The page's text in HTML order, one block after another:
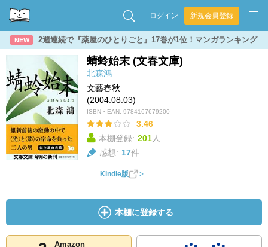
ログイン 新規会員登録
NEW 2週連続で『薬屋のひとりごと』17巻が1位！マンガランキング
蜻蛉始末 (文春文庫)
北森鴻
文藝春秋
(2004.08.03)
ISBN・EAN: 9784167679200
3.46
本棚登録: 201人
感想: 17件
Kindle版
本棚に登録する
Amazon